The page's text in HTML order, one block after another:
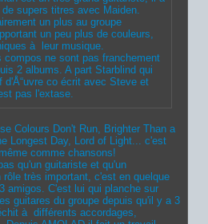
supers titres avec Maiden.
un plus au groupe
un peu plus de couleurs,
à leur musique.
compos ne sont pas franchement
2 albums. A part Starblind qui
d'Å“uvre co écrit avec Steve et
pas l'extase.
Colours Don't Run, Brighter Than a
Longest Day, Lord of Light... c'est
comme chansons!
qu'un guitariste et qu'un
rôle très important, c'est en quelque
amigos. C'est lui qui planche sur
guitares du groupe depuis qu'il y a 3
à différents accordages,